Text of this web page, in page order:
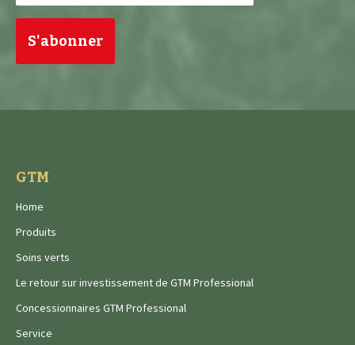
GTM
Home
Produits
Soins verts
Le retour sur investissement de GTM Professional
Concessionnaires GTM Professional
Service